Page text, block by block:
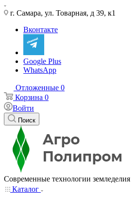
г. Самара, ул. Товарная, д 39, к1
Вконтакте
Google Plus
WhatsApp
Отложенные 0
Корзина 0
Войти
Поиск
Современные технологии земледелия
Каталог